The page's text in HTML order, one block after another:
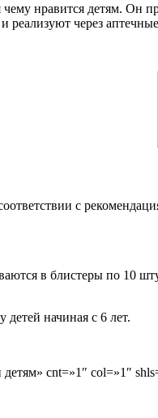
нравится детям.
через
с
в блистеры по 10
детей начиная с 6 лет.
cnt=»1″ col=»1″